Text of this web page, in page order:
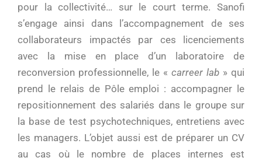
pour la collectivité… sur le court terme. Sanofi
s’engage ainsi dans l’accompagnement de ses
collaborateurs impactés par ces licenciements
avec la mise en place d’un laboratoire de
reconversion professionnelle, le « carreer lab » qui
prend le relais de Pôle emploi : accompagner le
repositionnement des salariés dans le groupe sur
la base de test psychotechniques, entretiens avec
les managers. L’objet aussi est de préparer un CV
au cas où le nombre de places internes est